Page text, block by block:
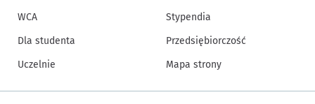
WCA
Dla studenta
Uczelnie
Stypendia
Przedsiębiorczość
Mapa strony